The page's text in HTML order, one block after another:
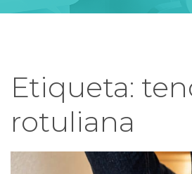
Etiqueta:
rotuliana